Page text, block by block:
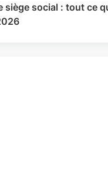
siège social : tout ce